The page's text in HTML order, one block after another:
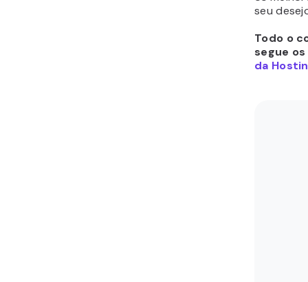
seu
Todo o
segue
da